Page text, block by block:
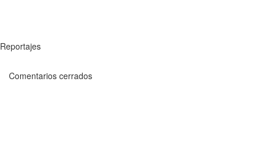
Reportajes
Comentarios cerrados